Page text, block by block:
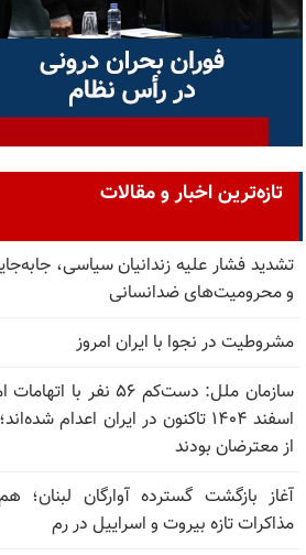
تازه‌ترین اخبار و مقالات
تشدید فشار علیه زندانیان سیاسی،
و محرومیت‌های ضدانسانی
مشروطیت در نجوا با ایران امروز
سازمان ملل: دست‌کم ۵۶ نفر با
از معترضان بودند
آغاز بازگشت گسترده آوارگان لبنان؛
مذاکرات تازه بیروت و اسراییل در رم